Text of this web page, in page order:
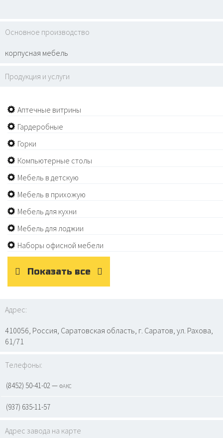
Основное производство
корпусная мебель
Продукция и услуги
Аптечные витрины
Гардеробные
Горки
Компьютерные столы
Мебель в детскую
Мебель в прихожую
Мебель для кухни
Мебель для лоджии
Наборы офисной мебели
Показать все
Адрес:
410056, Россия, Саратовская область, г. Саратов, ул. Рахова,
61/71
Телефоны:
(8452) 50-41-02 — факс
(937) 635-11-57
Адрес завода на карте